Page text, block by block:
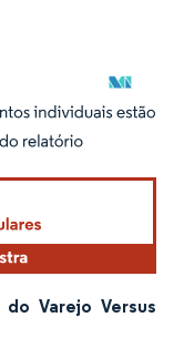
conforme CC BY 4.0.
Varejo Versus